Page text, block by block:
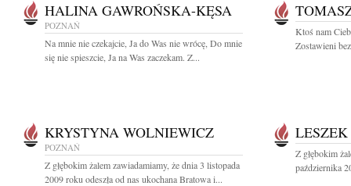
HALINA GAWROŃSKA-KĘSA
POZNAŃ
Na mnie nie czekajcie, Ja do Was nie wrócę, Do mnie
się nie spieszcie, Ja na Was zaczekam. Z...
Ktoś nam
Zostawieni
KRYSTYNA WOLNIEWICZ
POZNAŃ
Z głębokim żalem zawiadamiamy, że dnia 3 listopada
2009 roku odeszła od nas ukochana Bratowa i...
Z głębokim
października